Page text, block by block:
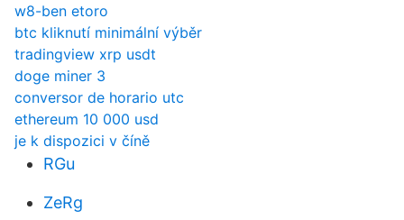
w8-ben etoro
btc kliknutí minimální výběr
tradingview xrp usdt
doge miner 3
conversor de horario utc
ethereum 10 000 usd
je k dispozici v číně
RGu
ZeRg